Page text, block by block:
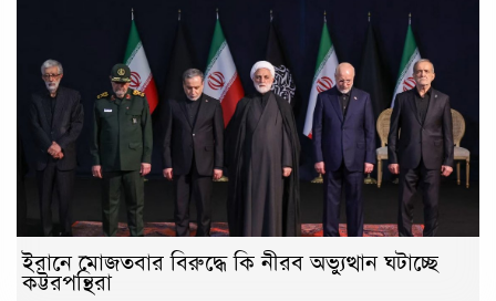
ইরানে মোজতবার বিরুদ্ধে কি নীরব অভ্যুত্থান ঘটাচ্ছে
কট্টরপন্থিরা